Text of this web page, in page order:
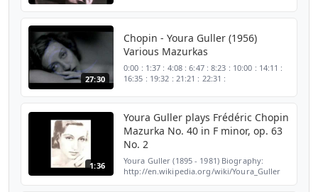
27:30
Chopin - Youra Guller (1956)
Various Mazurkas
0:00 : 1:37 : 4:08 : 6:47 : 8:23 : 10:00 : 14:11 :
16:35 : 19:32 : 21:21 : 22:31 :
1:36
Youra Guller plays Frédéric Chopin
Mazurka No. 40 in F minor, op. 63
No. 2
Youra Guller (1895 - 1981) Biography:
http://en.wikipedia.org/wiki/Youra_Guller